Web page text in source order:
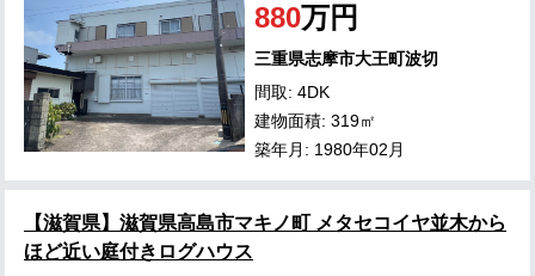
880万円
三重県志摩市大王町波切
間取: 4DK
建物面積: 319㎡
築年月: 1980年02月
【滋賀県】滋賀県高島市マキノ町 メタセコイヤ並木から
ほど近い庭付きログハウス